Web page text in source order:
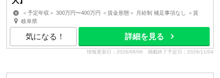
＜予定年収＞ 300万円〜400万円 ＜賃金形態＞ 月給制 補足事項なし ＜賃
金内訳＞ 月額（基本給）：180,600円〜215,800円 ...
岐阜県
気になる！ 詳細を見る
情報更新日：2026/08/06 掲載終了予定日：2026/11/04